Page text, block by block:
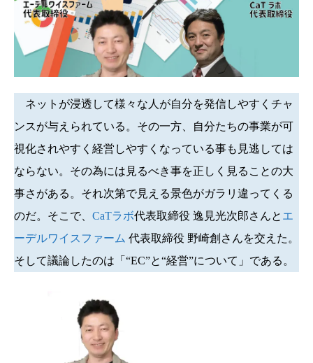
ネットが浸透して様々な人が自分を発信しやすくチャ
ンスが与えられている。その一方、自分たちの事業が可
視化されやすく経営しやすくなっている事も見逃しては
ならない。その為には見るべき事を正しく見ることの大
事さがある。それ次第で見える景色がガラリ違ってくる
のだ。そこで、 CaTラボ代表取締役 逸見光次郎さんと エ
ーデルワイスファーム 代表取締役 野崎創さんを交えた。
そして議論したのは「“EC”と“経営”について」である。